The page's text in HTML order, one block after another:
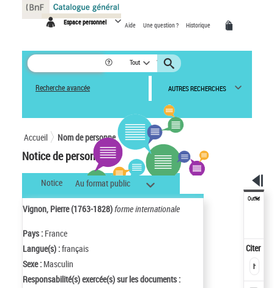
Espace personnel Aide Une question ? Historique
Tout
Recherche avancée AUTRES RECHERCHES
Accueil Nom de personne
Notice de personne
Notice Au format public
Vignon, Pierre (1763-1828)forme internationale
Pays : France
Langue(s) :français
Sexe : Masculin
Responsabilité(s) exercée(s) sur les documents :
Outils
Citer
Panneau de gestion des cookies